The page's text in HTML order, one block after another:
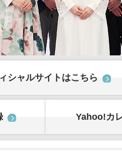
シャルサイトはこちら
Yahoo!カ